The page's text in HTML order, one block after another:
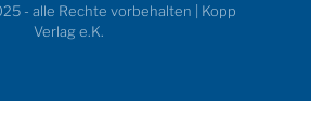
- alle Rechte vorbehalten | Kopp
Verlag e.K.
den gesperrten Inhalt.